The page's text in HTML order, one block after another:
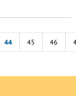
44 45 46